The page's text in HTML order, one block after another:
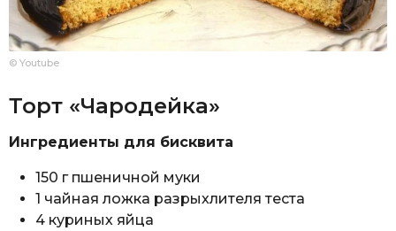
© Youtube
Торт «Чародейка»
Ингредиенты для бисквита
150 г пшеничной муки
1 чайная ложка разрыхлителя теста
4 куриных яйца